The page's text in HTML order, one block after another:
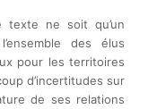
texte ne soit qu’un
des élus
pour les territoires
d’incertitudes sur
de ses relations